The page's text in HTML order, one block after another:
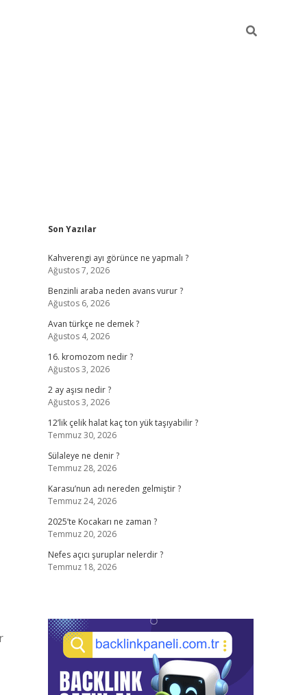
Sidebar
Son Yazılar
Kahverengi ayı görünce ne yapmalı ?
Ağustos 7, 2026
Benzinli araba neden avans vurur ?
Ağustos 6, 2026
Avan türkçe ne demek ?
Ağustos 4, 2026
16. kromozom nedir ?
Ağustos 3, 2026
2 ay aşısı nedir ?
Ağustos 3, 2026
12’lik çelik halat kaç ton yük taşıyabilir ?
Temmuz 30, 2026
Sülaleye ne denir ?
Temmuz 28, 2026
Karasu’nun adı nereden gelmiştir ?
Temmuz 24, 2026
2025’te Kocakarı ne zaman ?
Temmuz 20, 2026
Nefes açıcı şuruplar nelerdir ?
Temmuz 18, 2026